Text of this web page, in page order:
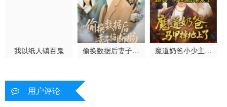
我以纸人镇百鬼
偷换数据后妻子悔
魔道奶爸小少主的
用户评论